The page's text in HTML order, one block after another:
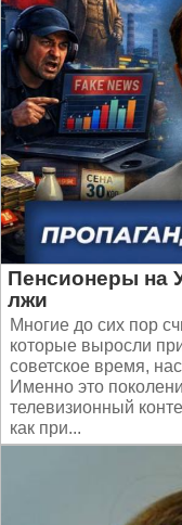
Пенсионеры на
лжи
Многие до сих пор
которые выросли
советское время,
Именно это
телевизионный
как при...